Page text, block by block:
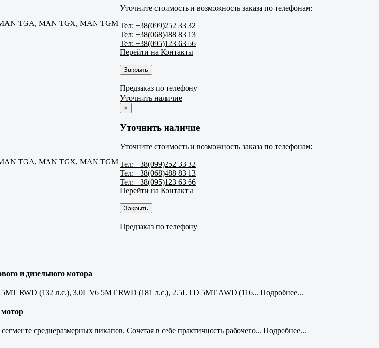
TGA, MAN TGX, MAN TGM
Уточните стоимость и возможность заказа по телефонам:
Тел: +38(099)252 33 32
Тел: +38(068)488 83 13
Тел: +38(095)123 63 66
Перейти на Контакты
Закрыть
Предзаказ по телефону
TGA, MAN TGX, MAN TGM
Уточнить наличие
×
Уточнить наличие
Уточните стоимость и возможность заказа по телефонам:
Тел: +38(099)252 33 32
Тел: +38(068)488 83 13
Тел: +38(095)123 63 66
Перейти на Контакты
Закрыть
Предзаказ по телефону
и дизельного мотора
RWD (132 л.с.), 3.0L V6 5MT RWD (181 л.с.), 2.5L TD 5MT AWD (116... Подробнее...
мотор
среднеразмерных пикапов. Сочетая в себе практичность рабочего... Подробнее...